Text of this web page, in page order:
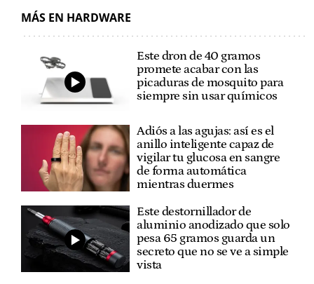
MÁS EN HARDWARE
Este dron de 40 gramos
promete acabar con las
picaduras de mosquito para
siempre sin usar químicos
Adiós a las agujas: así es el
anillo inteligente capaz de
vigilar tu glucosa en sangre
de forma automática
mientras duermes
Este destornillador de
aluminio anodizado que solo
pesa 65 gramos guarda un
secreto que no se ve a simple
vista